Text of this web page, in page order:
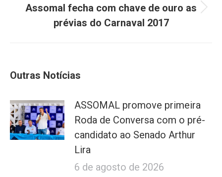
Próximo
post:
Assomal fecha com chave de ouro as
prévias do Carnaval 2017
Outras Notícias
ASSOMAL promove primeira
Roda de Conversa com o pré-
candidato ao Senado Arthur
Lira
6 de agosto de 2026